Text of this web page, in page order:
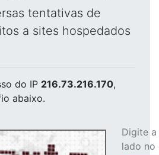
tentativas de
a sites hospedados
do IP 216.73.216.170,
abaixo.
Digite
lado no